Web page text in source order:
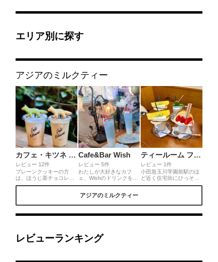
エリア別に探す
アジアのミルクティー
カフェ・キツネ 京都新風館店
レビュー 12件
プレーンクッキーの方
は、ほうじ茶チョコレー
トラテ、抹茶クッキーの
けたり前に置いたり✨ア
めるよ！
Cafe&Bar Wish
レビュー 5件
わたしが大好きなカフ
ェ、Wishのドリンクをご
紹介🥰ほぼ毎回注文す
ー。"ミルキーウェイ
も必ず乗っていて贅沢感
方でも、嫌な渋みもない
ので飲みやすいです！バ
すすめ♡
ティールーム ファインエステート
レビュー 1件
小田急玉川学園前駅のほ
ど近く住宅街にひっそり
佇む人気店ファインエス
ップ、4種の抹茶スイー
アジアのミルクティー
レビューランキング